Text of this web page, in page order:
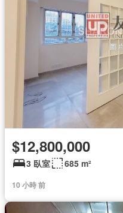
$12,800,000
3 臥室 685 m²
10 小時 前